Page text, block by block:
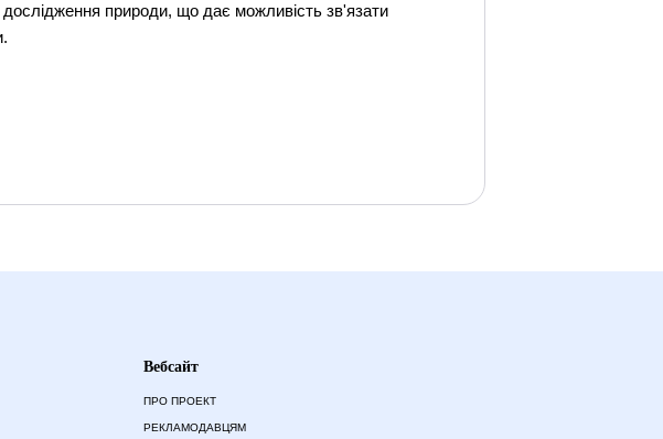
дослідження природи, що дає можливість зв'язати
Вебсайт
ПРО ПРОЕКТ
РЕКЛАМОДАВЦЯМ